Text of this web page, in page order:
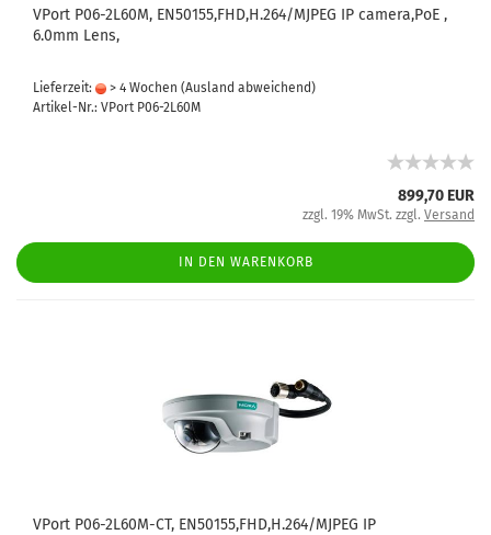
VPort P06-2L60M, EN50155,FHD,H.264/MJPEG IP camera,PoE ,
6.0mm Lens,
Lieferzeit: > 4 Wochen (Ausland abweichend)
Artikel-Nr.: VPort P06-2L60M
899,70 EUR
zzgl. 19% MwSt. zzgl. Versand
IN DEN WARENKORB
VPort P06-2L60M-CT, EN50155,FHD,H.264/MJPEG IP